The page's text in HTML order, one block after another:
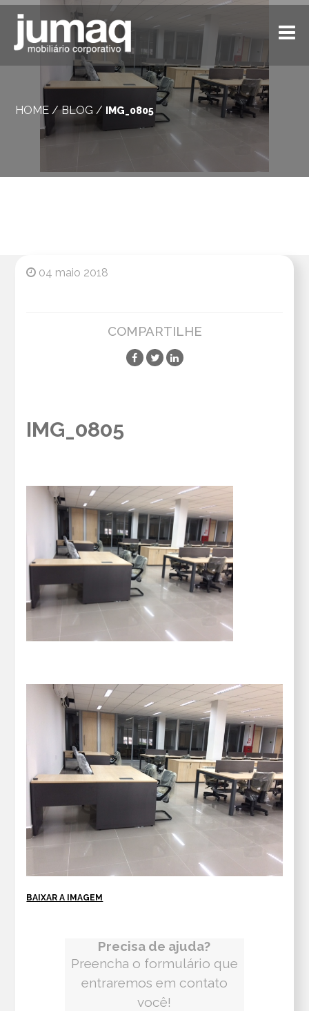
HOME /BLOG / IMG_0805
04 maio 2018
COMPARTILHE
IMG_0805
BAIXAR A IMAGEM
Precisa de ajuda?
Preencha o formulário que
entraremos em contato
você!